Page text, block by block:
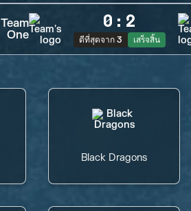
Team
One
0 : 2
ดีที่สุดจาก 3 เสร็จสิ้น
Black Dragons